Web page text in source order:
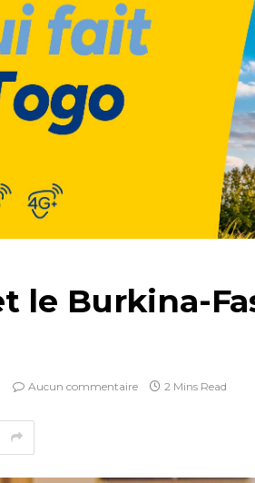
le Burkina-
Aucun commentaire 2 Mins Read